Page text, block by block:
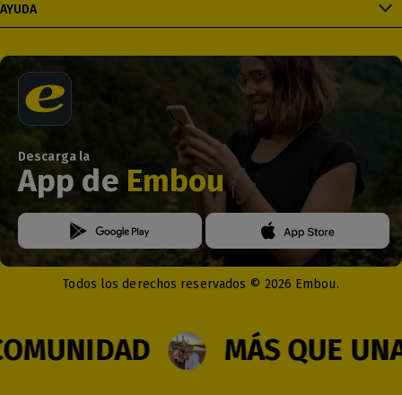
AYUDA
Descarga la
App de Embou
Todos los derechos reservados © 2026 Embou.
MÁS QUE UNA